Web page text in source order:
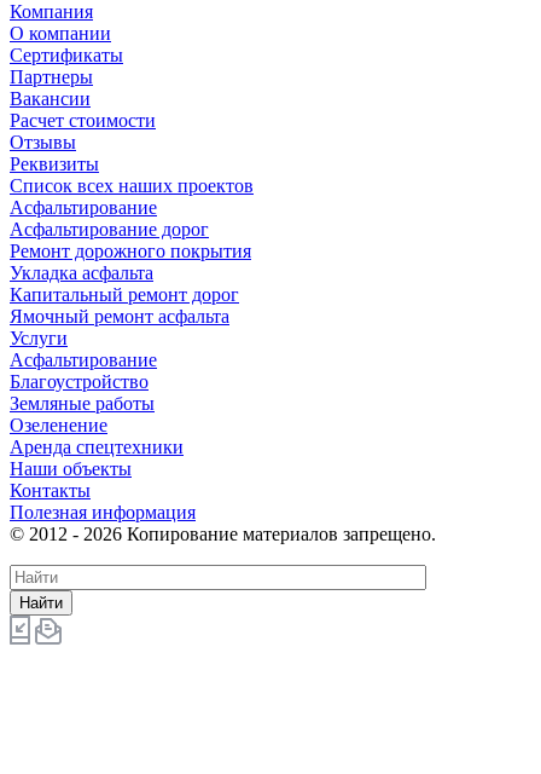
Компания
О компании
Сертификаты
Партнеры
Вакансии
Расчет стоимости
Отзывы
Реквизиты
Список всех наших проектов
Асфальтирование
Асфальтирование дорог
Ремонт дорожного покрытия
Укладка асфальта
Капитальный ремонт дорог
Ямочный ремонт асфальта
Услуги
Асфальтирование
Благоустройство
Земляные работы
Озеленение
Аренда спецтехники
Наши объекты
Контакты
Полезная информация
© 2012 - 2026 Копирование материалов запрещено.
Найти